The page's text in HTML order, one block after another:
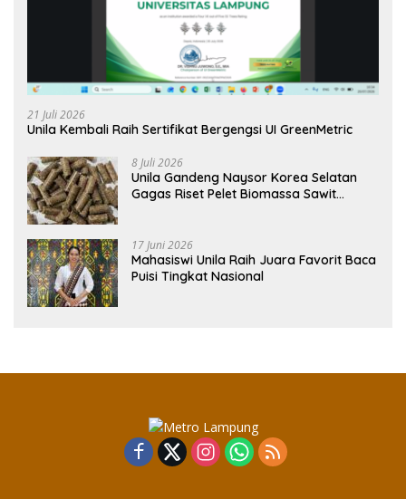
21 Juli 2026
Unila Kembali Raih Sertifikat Bergengsi UI GreenMetric
8 Juli 2026
Unila Gandeng Naysor Korea Selatan
Gagas Riset Pelet Biomassa Sawit
17 Juni 2026
Mahasiswi Unila Raih Juara Favorit Baca
Puisi Tingkat Nasional